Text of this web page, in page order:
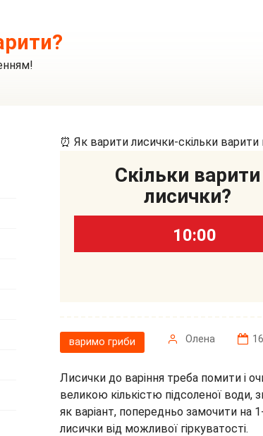
⏰ Як варити лисички-скільки
Скільки варити
лисички?
10:00
варимо гриби Олена
Лисички до варіння треба помити і
великою кількістю підсоленої води,
як варіант, попередньо замочити на
лисички від можливої гіркуватості.